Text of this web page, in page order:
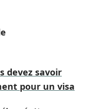
devez savoir
pour un visa